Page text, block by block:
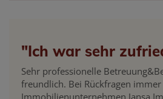
"Ich war sehr
Sehr professionelle
freundlich. Bei Rückfragen
Immobilienunternehmen Jansa